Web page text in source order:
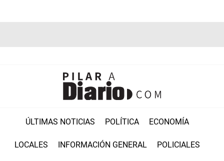
ÚLTIMAS NOTICIAS POLÍTICA ECONOMÍA
LOCALES INFORMACIÓN GENERAL POLICIALES